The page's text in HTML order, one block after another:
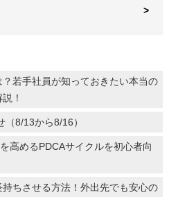
若手社員が知っておきたい本当の
！
8/13から8/16）
高めるPDCAサイクルを初心者向
ちさせる方法！外出先でも安心の